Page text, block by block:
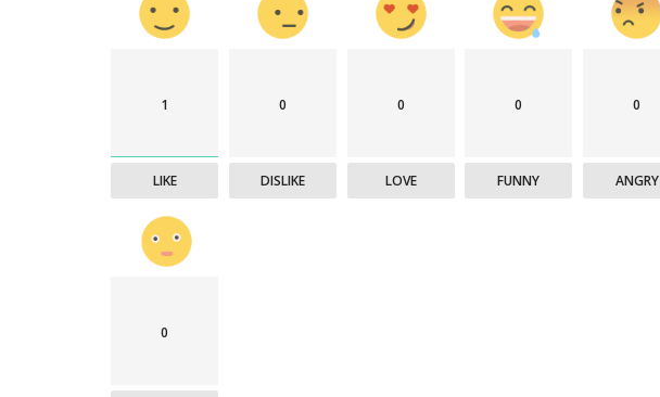
1
LIKE
0
DISLIKE
0
LOVE
0
FUNNY
0
ANGRY
0